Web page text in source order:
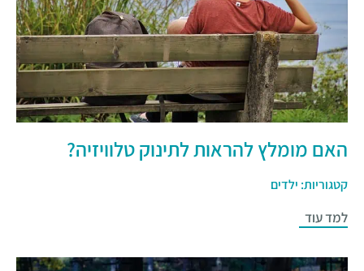
האם מומלץ להראות לתינוק טלוויזיה?
קטגוריות: ילדים
למד עוד